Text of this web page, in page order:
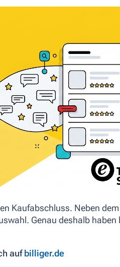
Kaufabschluss. Neben
Genau deshalb haben
aufbilliger.de